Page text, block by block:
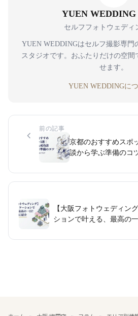
YUEN WEDDING
セルフフォトウェディ
YUEN WEDDINGはセルフ撮影専門
スタジオです。おふたりだけの空
せます。
YUEN WEDDINGに
前の記事
京都のおすすめスポ
談から学ぶ準備のコ
【大阪フォトウェディン
ションで叶える、最高の